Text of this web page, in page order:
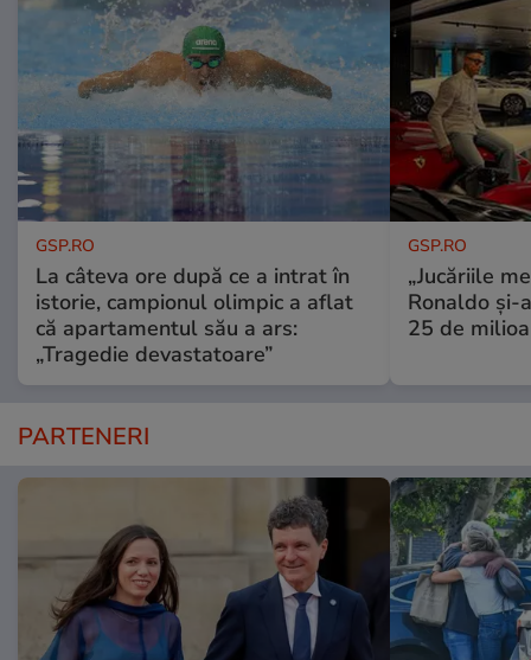
GSP.RO
La câteva ore după ce a intrat în
istorie, campionul olimpic a aflat
că apartamentul său a ars:
„Tragedie devastatoare”
GSP.RO
„Jucăriile
Ronaldo și-
25 de
PARTENERI